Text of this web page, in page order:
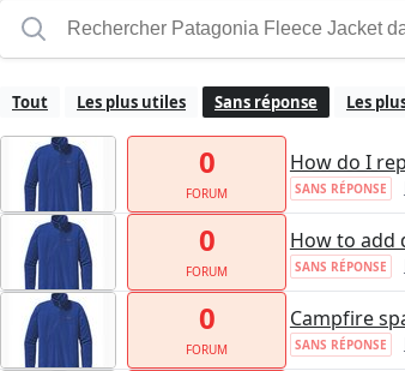
Tout Les plus utiles Sans réponse Les
0
FORUM
How do I
SANS RÉPONSE
0
FORUM
How to add
SANS RÉPONSE
0
FORUM
Campfire
SANS RÉPONSE